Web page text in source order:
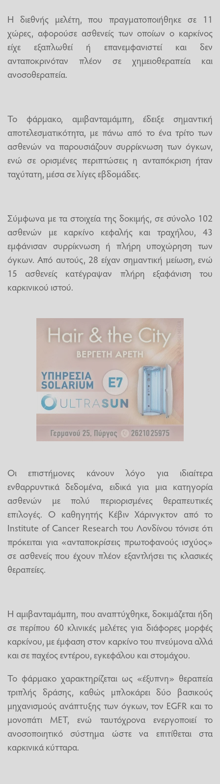
Η διεθνής μελέτη, που πραγματοποιήθηκε σε 11
χώρες, αφορούσε ασθενείς των οποίων ο καρκίνος
είχε εξαπλωθεί ή επανεμφανιστεί και δεν
ανταποκρινόταν πλέον σε χημειοθεραπεία και
ανοσοθεραπεία.
Το φάρμακο, αμιβανταμάμπη, έδειξε σημαντική
αποτελεσματικότητα, με πάνω από το ένα τρίτο των
ασθενών να παρουσιάζουν συρρίκνωση των όγκων,
ενώ σε ορισμένες περιπτώσεις η ανταπόκριση ήταν
ταχύτατη, μέσα σε λίγες εβδομάδες.
Σύμφωνα με τα στοιχεία της δοκιμής, σε σύνολο 102
ασθενών με καρκίνο κεφαλής και τραχήλου, 43
εμφάνισαν συρρίκνωση ή πλήρη υποχώρηση των
όγκων. Από αυτούς, 28 είχαν σημαντική μείωση, ενώ
15 ασθενείς κατέγραψαν πλήρη εξαφάνιση του
καρκινικού ιστού.
Οι επιστήμονες κάνουν λόγο για ιδιαίτερα
ενθαρρυντικά δεδομένα, ειδικά για μια κατηγορία
ασθενών με πολύ περιορισμένες θεραπευτικές
επιλογές. Ο καθηγητής Κέβιν Χάρινγκτον από το
Institute of Cancer Research του Λονδίνου τόνισε ότι
πρόκειται για «ανταποκρίσεις πρωτοφανούς ισχύος»
σε ασθενείς που έχουν πλέον εξαντλήσει τις κλασικές
θεραπείες.
Η αμιβανταμάμπη, που αναπτύχθηκε, δοκιμάζεται ήδη
σε περίπου 60 κλινικές μελέτες για διάφορες μορφές
καρκίνου, με έμφαση στον καρκίνο του πνεύμονα αλλά
και σε παχέος εντέρου, εγκεφάλου και στομάχου.
Το φάρμακο χαρακτηρίζεται ως «έξυπνη» θεραπεία
τριπλής δράσης, καθώς μπλοκάρει δύο βασικούς
μηχανισμούς ανάπτυξης των όγκων, τον EGFR και το
μονοπάτι MET, ενώ ταυτόχρονα ενεργοποιεί το
ανοσοποιητικό σύστημα ώστε να επιτίθεται στα
καρκινικά κύτταρα.